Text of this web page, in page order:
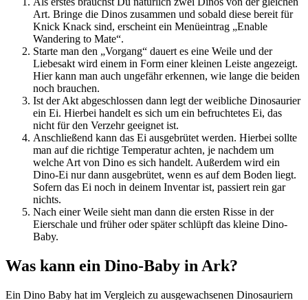
Art. Bringe die Dinos zusammen und sobald diese bereit für
Knick Knack sind, erscheint ein Menüeintrag „Enable
Wandering to Mate“.
Starte man den „Vorgang“ dauert es eine Weile und der
Liebesakt wird einem in Form einer kleinen Leiste angezeigt.
Hier kann man auch ungefähr erkennen, wie lange die beiden
noch brauchen.
Ist der Akt abgeschlossen dann legt der weibliche Dinosaurier
ein Ei. Hierbei handelt es sich um ein befruchtetes Ei, das
nicht für den Verzehr geeignet ist.
Anschließend kann das Ei ausgebrütet werden. Hierbei sollte
man auf die richtige Temperatur achten, je nachdem um
welche Art von Dino es sich handelt. Außerdem wird ein
Dino-Ei nur dann ausgebrütet, wenn es auf dem Boden liegt.
Sofern das Ei noch in deinem Inventar ist, passiert rein gar
nichts.
Nach einer Weile sieht man dann die ersten Risse in der
Eierschale und früher oder später schlüpft das kleine Dino-
Baby.
Was kann ein Dino-Baby in Ark?
Ein Dino Baby hat im Vergleich zu ausgewachsenen Dinosauriern